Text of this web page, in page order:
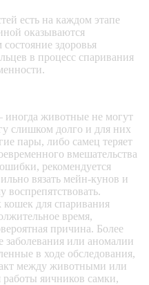
есть на каждом этапе
оказываются
здоровья
в процесс спаривания
иногда животные не могут
слишком долго и для них
пары, либо самец теряет
вмешательства
рекомендуется
вязать мейн-кунов и
воспрепятствовать.
кошек для спаривания
время,
причина. Более
заболевания или аномалии
в ходе обследования,
между животными или
работы яичников самки,